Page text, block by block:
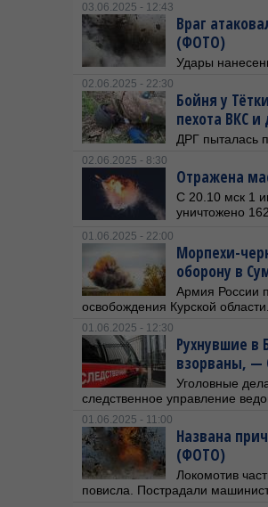
03.06.2025 - 12:43
Враг
(ФОТО)
Удары
02.06.2025 - 22:30
Бойня у
пехота ВКС
ДРГ пыталась
02.06.2025 - 8:30
Отражена
С 20.10 мск 1
уничтожено
01.06.2025 - 22:00
Морпехи-
оборону в
​Армия России
освобождения Курской области.
01.06.2025 - 12:30
Рухнувшие в
взорваны, —
Уголовные
следственное управление
01.06.2025 - 11:00
Названа
(ФОТО)
Локомотив
повисла. Пострадали